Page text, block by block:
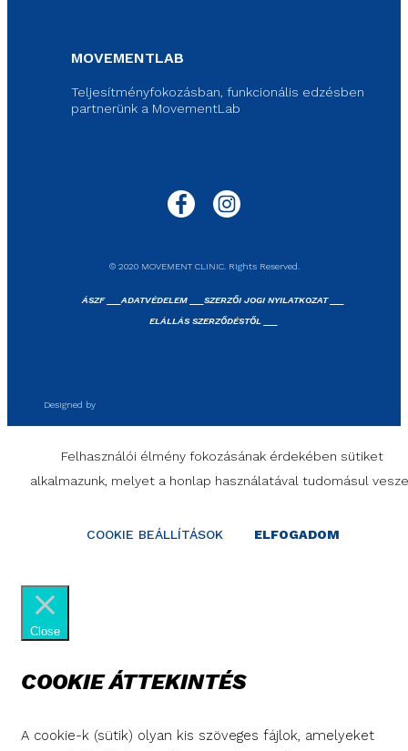
MOVEMENTLAB
Teljesítményfokozásban, funkcionális edzésben
partnerünk a MovementLab
© 2020 MOVEMENT CLINIC. Rights Reserved.
ÁSZF ___ADATVÉDELEM ___ SZERZŐI JOGI NYILATKOZAT ___
ELÁLLÁS SZERZŐDÉSTŐL ___
Designed by
Felhasználói élmény fokozásának érdekében sütiket
alkalmazunk, melyet a honlap használatával tudomásul
COOKIE BEÁLLÍTÁSOK ELFOGADOM
Close
COOKIE ÁTTEKINTÉS
A cookie-k (sütik) olyan kis szöveges fájlok, amelyeket